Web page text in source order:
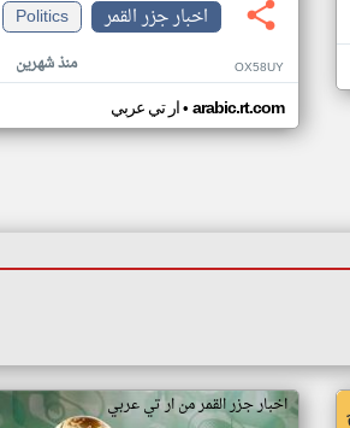
اخبار جزر القمر
Politics
منذ شهرين OX58UY
ار تي عربي• arabic.rt.com
اخبار جزر القمر من ار تي عربي